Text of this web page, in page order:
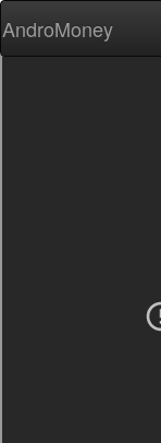
AndroMoney